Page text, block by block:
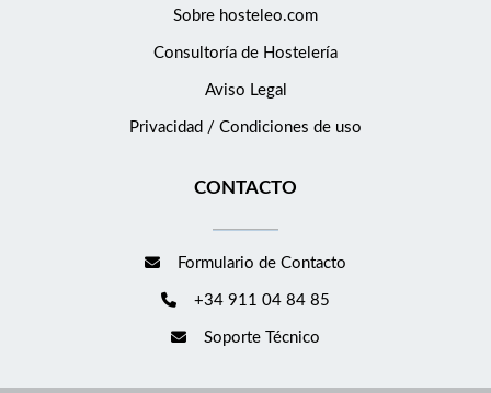
Sobre hosteleo.com
Consultoría de Hostelería
Aviso Legal
Privacidad / Condiciones de uso
CONTACTO
Formulario de Contacto
+34 911 04 84 85
Soporte Técnico